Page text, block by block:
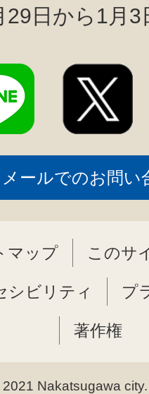
29日から1月
メールでのお問い
マップ このサ
シビリティ プ
著作権
Nakatsugawa